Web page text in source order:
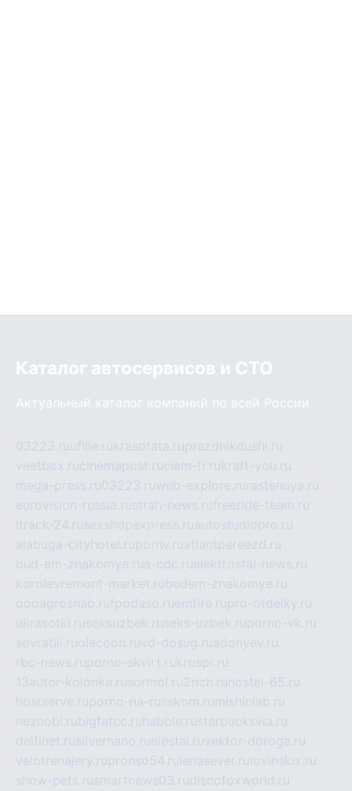
Каталог автосервисов и СТО
Актуальный каталог компаний по всей России
03223.ruufille.rukrasotata.ruprazdnikdushi.ru
veetbox.rucinemapost.ruciam-fr.rukraft-you.ru
mega-press.ru03223.ruweb-explore.ru rastenuya.ru
eurovision-russia.rustrah-news.rufreeride-team.ru
itrack-24.rusexshopexpress.ruautostudiopro.ru
alabuga-cityhotel.rupornv.ruatlantpereezd.ru
bud-em-znakomye.rua-cdc.ruelektrostal-news.ru
korolevremont-market.rubudem-znakomye.ru
oooagrosnab.rufpodaso.ruemfire.rupro-otdelky.ru
ukrasotki.ruseksuzbek.ruseks-uzbek.ruporno-vk.ru
sovratili.ruolecoon.ruvd-dosug.ruadonyev.ru
rbc-news.ruporno-skvirt.rukrospr.ru
13autor-kolonka.rusormol.ru2rich.ru hostel-65.ru
hostserve.ruporno-na-russkom.ru mishinlab.ru
neznobi.rubigfatcc.ru habble.rustarbucksvia.ru
delfinet.rusilvernano.ruelestal.ruvektor-doroga.ru
velotrenajery.rupronso54.ru lenasever.ru lovinskix.ru
show-pets.rusmartnews03.rudiscofoxworld.ru